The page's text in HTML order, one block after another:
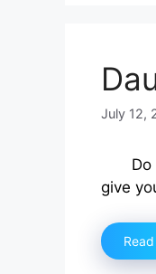
July 12,
give